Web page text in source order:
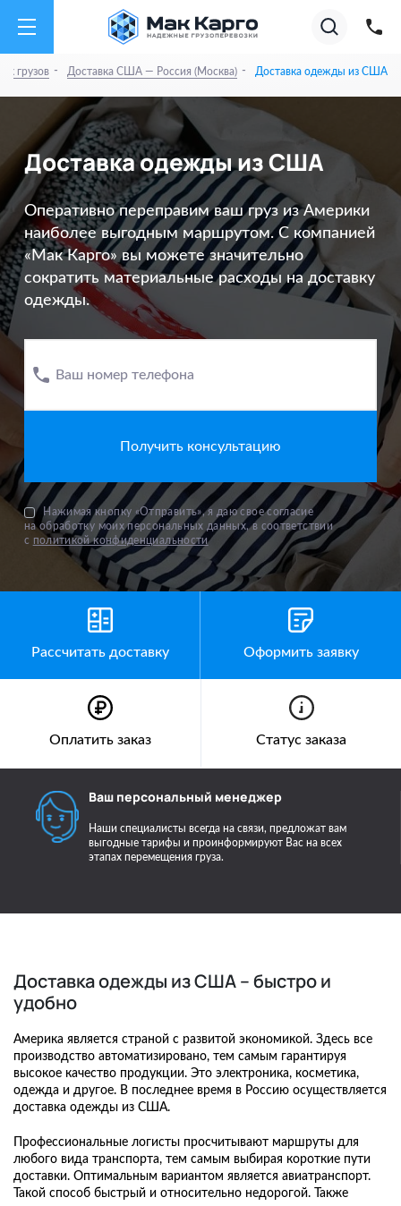
01.08.26
на
Август
Супер тарифы на
✕
грузов - Доставка США — Россия (Москва) - Доставка одежды из США
Доставка одежды из США
Оперативно переправим ваш груз из Америки
наиболее выгодным маршрутом. С компанией
«Мак Карго» вы можете значительно
сократить материальные расходы на доставку
одежды.
Ваш номер телефона
Нажимая кнопку «Отправить», я даю свое согласие
на обработку моих персональных данных, в соответствии
с политикой конфиденциальности
Рассчитать доставку Оформить заявку
Оплатить заказ Статус заказа
Ваш персональный менеджер
Наши специалисты всегда на связи, предложат вам
выгодные тарифы и проинформируют Вас на всех
этапах перемещения груза.
Доставка одежды из США – быстро и
удобно
Америка является страной с развитой экономикой. Здесь все
производство автоматизировано, тем самым гарантируя
высокое качество продукции. Это электроника, косметика,
одежда и другое. В последнее время в Россию осуществляется
доставка одежды из США.
Профессиональные логисты просчитывают маршруты для
любого вида транспорта, тем самым выбирая короткие пути
доставки. Оптимальным вариантом является авиатранспорт.
Такой способ быстрый и относительно недорогой. Также